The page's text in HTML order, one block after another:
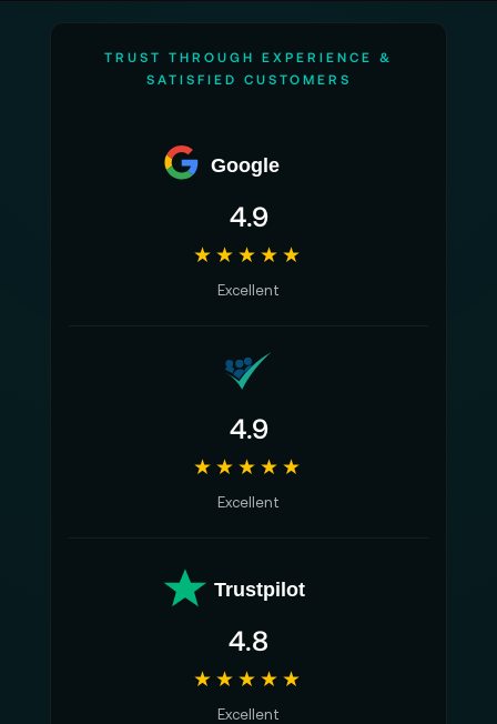
TRUST THROUGH EXPERIENCE &
SATISFIED CUSTOMERS
Google
4.9
★★★★★
Excellent
4.9
★★★★★
Excellent
Trustpilot
4.8
★★★★★
Excellent